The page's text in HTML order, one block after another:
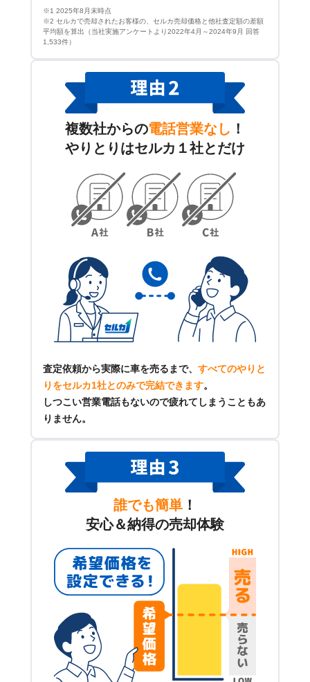
※1 2025年8月末時点
※2 セルカで売却されたお客様の、セルカ売却価格と他社査定額の差額
平均額を算出（当社実施アンケートより2022年4月～2024年9月 回答
1,533件）
複数社からの電話営業なし ！
やりとりはセルカ１社とだけ
査定依頼から実際に車を売るまで、 すべてのやりと
りをセルカ1社とのみで完結できます。
しつこい営業電話もないので疲れてしまうこともあ
りません。
誰でも簡単 ！
安心＆納得の売却体験